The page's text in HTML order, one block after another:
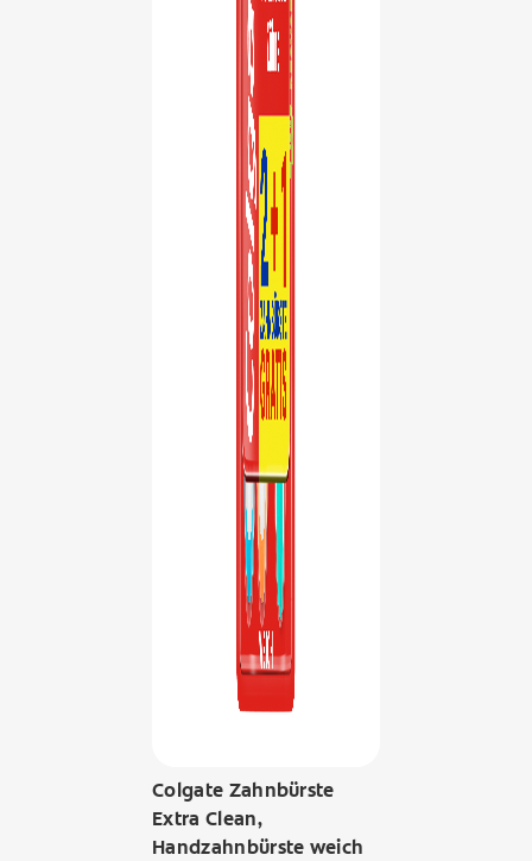
Colgate Zahnbürste
Extra Clean,
Handzahnbürste weich